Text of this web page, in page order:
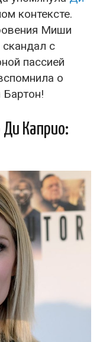
контексте.
Миши
с
пассией
о
Каприо: